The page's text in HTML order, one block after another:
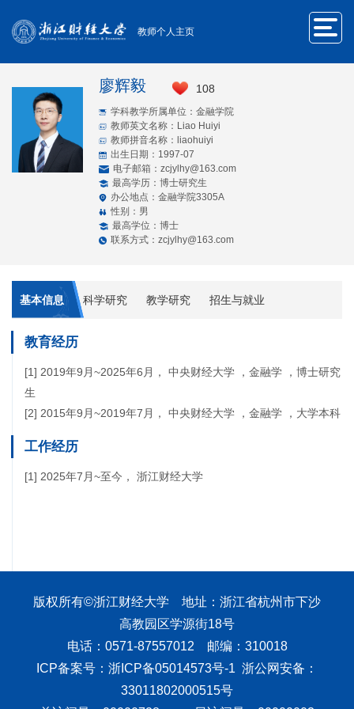
教师个人主页
廖辉毅 108
学科教学所属单位：金融学院
教师英文名称：Liao Huiyi
教师拼音名称：liaohuiyi
出生日期：1997-07
电子邮箱： zcjylhy@163.com
最高学历：博士研究生
办公地点：金融学院3305A
性别：男
最高学位：博士
联系方式：zcjylhy@163.com
基本信息 科学研究 教学研究 招生与就业
教育经历
[1] 2019年9月~2025年6月， 中央财经大学 ，金融学 ，博士研究
生
[2] 2015年9月~2019年7月， 中央财经大学 ，金融学 ，大学本科
工作经历
[1] 2025年7月~至今， 浙江财经大学
版权所有©浙江财经大学 地址：浙江省杭州市下沙
高教园区学源街18号
电话：0571-87557012 邮编：310018
ICP备案号：浙ICP备05014573号-1 浙公网安备：
33011802000515号